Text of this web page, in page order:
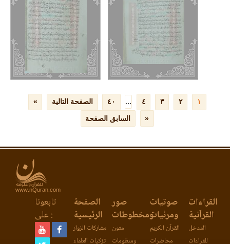
www.nQuran.com
القراءات
القرآنية
المدخل
للقراءات
صوتيات
ومرئيات
القرآن الكريم
محاضرات
صور
ومخطوطات
متون
ومنظومات
الصفحة
الرئيسية
مشاركات الزوار
تزكيات العلماء
تابعونا
على :